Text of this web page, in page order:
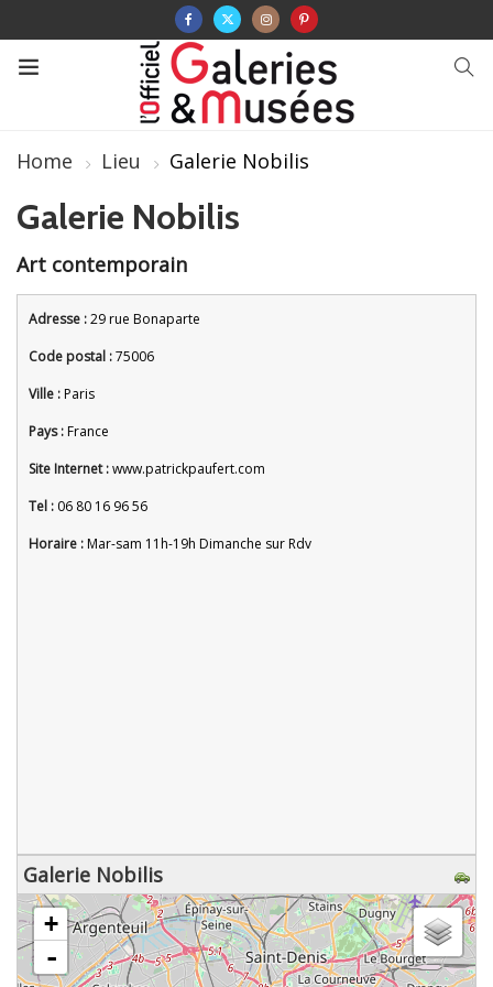
Home Lieu Galerie Nobilis
Galerie Nobilis
Art contemporain
Adresse :29 rue Bonaparte
Code postal :75006
Ville :Paris
Pays :France
Site Internet :www.patrickpaufert.com
Tel : 06 80 16 96 56
Horaire :Mar-sam 11h-19h Dimanche sur Rdv
Galerie Nobilis
chargement de la carte - veuillez patienter...
+
-